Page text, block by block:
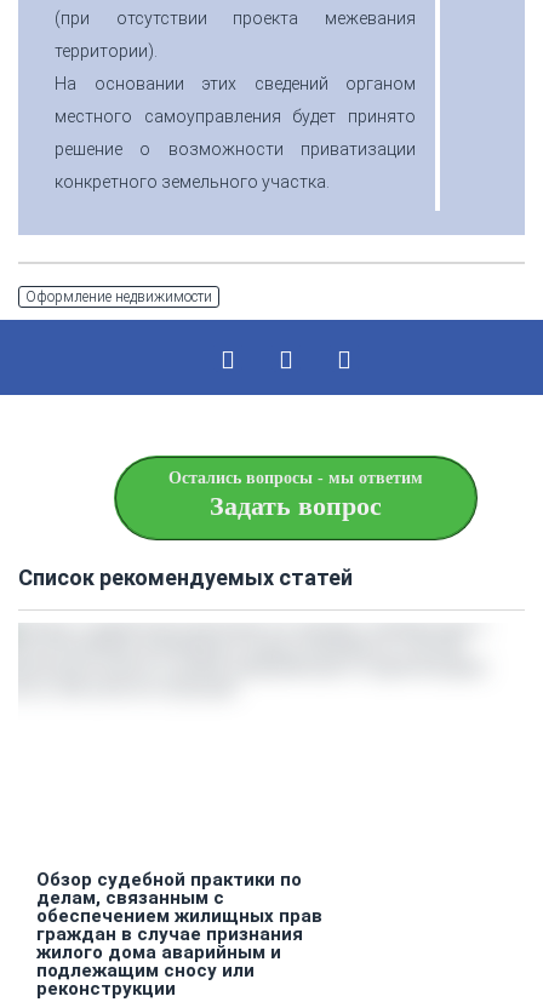
(при отсутствии проекта межевания
территории).
На основании этих сведений органом
местного самоуправления будет принято
решение о возможности приватизации
конкретного земельного участка.
Оформление недвижимости
Остались вопросы - мы ответим
Задать вопрос
Список рекомендуемых статей
Обзор судебной практики по
делам, связанным с
обеспечением жилищных прав
граждан в случае признания
жилого дома аварийным и
подлежащим сносу или
реконструкции